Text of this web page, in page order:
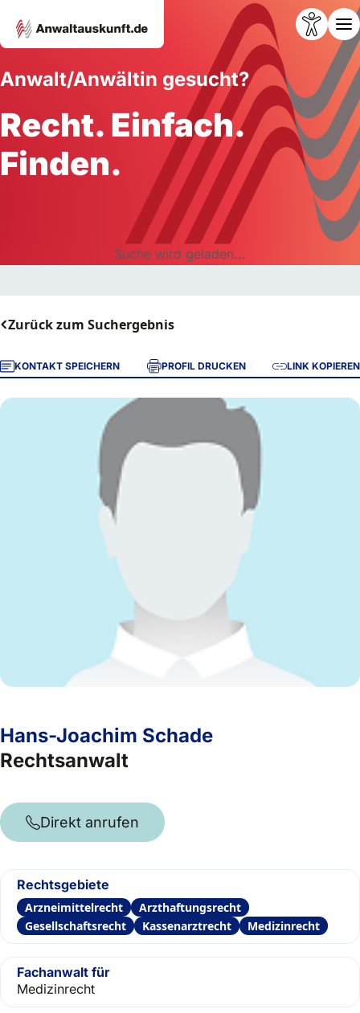
Anwalt/Anwältin gesucht?
Recht. Einfach.
Finden.
Suche wird geladen...
Zurück zum Suchergebnis
KONTAKT SPEICHERN PROFIL DRUCKEN LINK KOPIEREN
Hans-Joachim Schade
Rechtsanwalt
Direkt anrufen
Rechtsgebiete
Arzneimittelrecht
Arzthaftungsrecht
Gesellschaftsrecht
Kassenarztrecht Medizinrecht
Fachanwalt für
Medizinrecht